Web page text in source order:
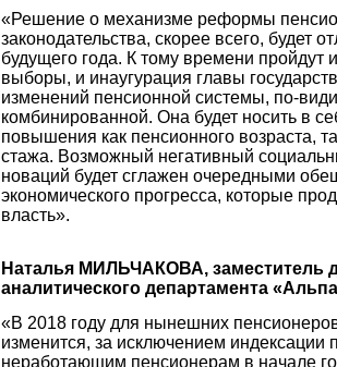
«Решение о механизме реформы
законодательства, скорее всего, будет
будущего года. К тому времени пройдут
выборы, и инаугурация главы
изменений пенсионной системы, по-
комбинированной. Она будет носить в
повышения как пенсионного возраста,
стажа. Возможный негативный
новаций будет сглажен очередными
экономического прогресса, которые
власть».
Наталья МИЛЬЧАКОВА, заместитель
аналитического департамента
«В 2018 году для нынешних
изменится, за исключением индексации
неработающим пенсионерам в начале